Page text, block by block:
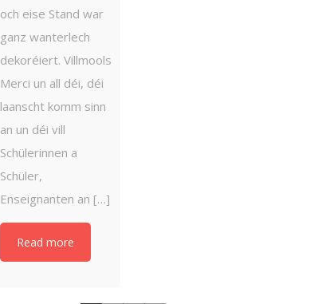
och eise Stand war
ganz wanterlech
dekoréiert. Villmools
Merci un all déi, déi
laanscht komm sinn
an un déi vill
Schülerinnen a
Schüler,
Enseignanten an […]
Read more